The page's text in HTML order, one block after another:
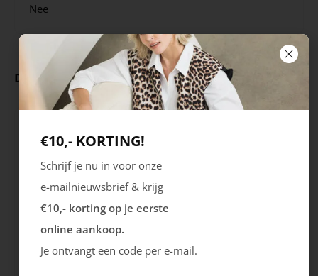
Nee
Deze producten ga je leuk vinden
Rieker
€10,- KORTING!
Schrijf je nu in voor onze
e-mailnieuwsbrief & krijg
€10,- korting op je eerste
online aankoop.
Je ontvangt een code per e-mail.